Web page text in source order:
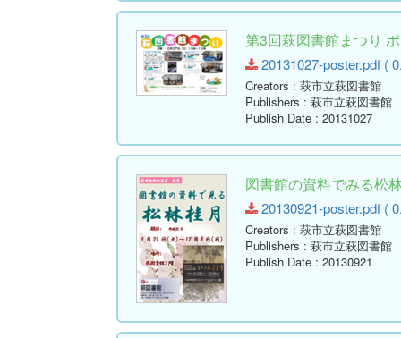
第3回萩図書館まつり
20131027-poster.pdf (
Creators : 萩市立萩図書館
Publishers : 萩市立萩図書館
Publish Date : 20131027
図書館の資料でみる松
20130921-poster.pdf (
Creators : 萩市立萩図書館
Publishers : 萩市立萩図書館
Publish Date : 20130921